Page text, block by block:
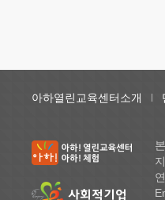
아하열린교육센터소개